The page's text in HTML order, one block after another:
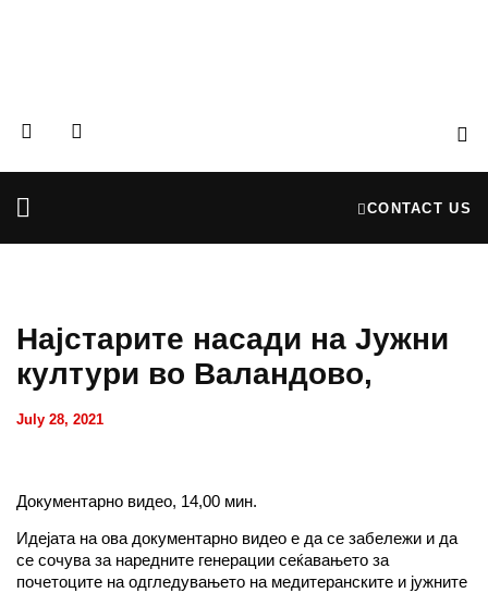
CONTACT US
Најстарите насади на Јужни
култури во Валандово,
July 28, 2021
Документарно видео, 14,00 мин.
Идејата на ова документарно видео е да се забележи и да
се сочува за наредните генерации сеќавањето за
почетоците на одгледувањето на медитеранските и јужните